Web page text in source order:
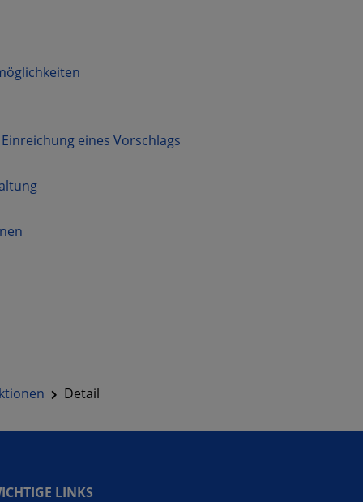
Detail
eines Vorschlags
LINKS